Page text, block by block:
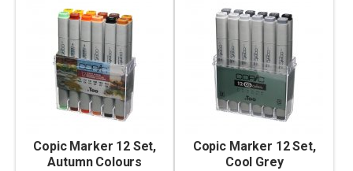
Copic Marker 12 Set,
Autumn Colours
Copic Marker 12 Set,
Cool Grey